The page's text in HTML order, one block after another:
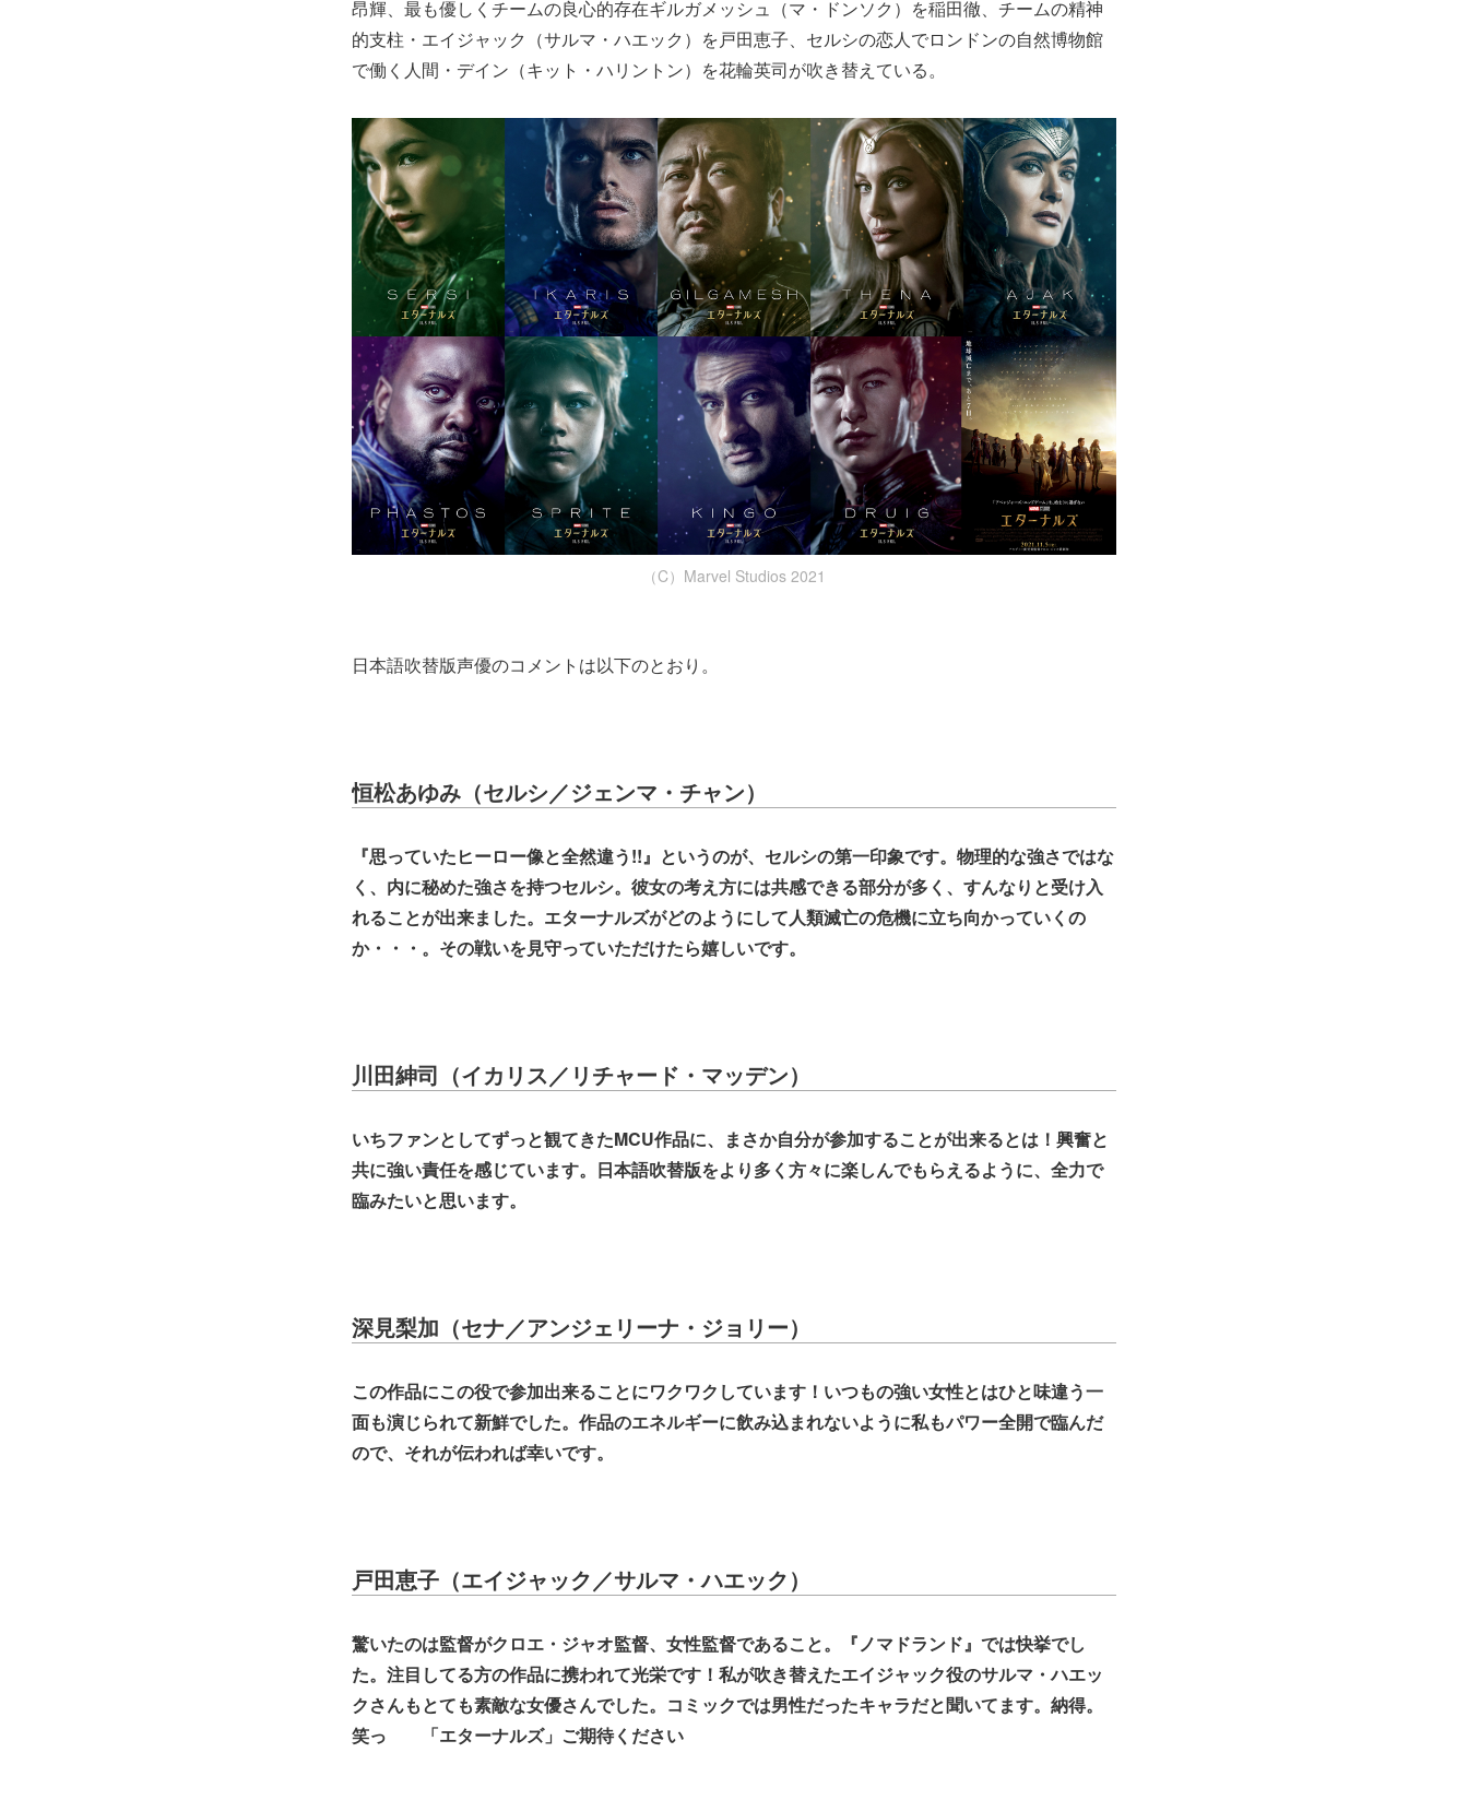
昂輝、最も優しくチームの良心的存在ギルガメッシュ（マ・ドンソク）を稲田徹、チームの精神
的支柱・エイジャック（サルマ・ハエック）を戸田恵子、セルシの恋人でロンドンの自然博物館
で働く人間・デイン（キット・ハリントン）を花輪英司が吹き替えている。
（C）Marvel Studios 2021
日本語吹替版声優のコメントは以下のとおり。
恒松あゆみ（セルシ／ジェンマ・チャン）
『思っていたヒーロー像と全然違う!!』というのが、セルシの第一印象です。物理的な強さではな
く、内に秘めた強さを持つセルシ。彼女の考え方には共感できる部分が多く、すんなりと受け入
れることが出来ました。エターナルズがどのようにして人類滅亡の危機に立ち向かっていくの
か・・・。その戦いを見守っていただけたら嬉しいです。
川田紳司（イカリス／リチャード・マッデン）
いちファンとしてずっと観てきたMCU作品に、まさか自分が参加することが出来るとは！興奮と
共に強い責任を感じています。日本語吹替版をより多く方々に楽しんでもらえるように、全力で
臨みたいと思います。
深見梨加（セナ／アンジェリーナ・ジョリー）
この作品にこの役で参加出来ることにワクワクしています！いつもの強い女性とはひと味違う一
面も演じられて新鮮でした。作品のエネルギーに飲み込まれないように私もパワー全開で臨んだ
ので、それが伝われば幸いです。
戸田恵子（エイジャック／サルマ・ハエック）
驚いたのは監督がクロエ・ジャオ監督、女性監督であること。『ノマドランド』では快挙でし
た。注目してる方の作品に携われて光栄です！私が吹き替えたエイジャック役のサルマ・ハエッ
クさんもとても素敵な女優さんでした。コミックでは男性だったキャラだと聞いてます。納得。
笑っ 「エターナルズ」ご期待ください